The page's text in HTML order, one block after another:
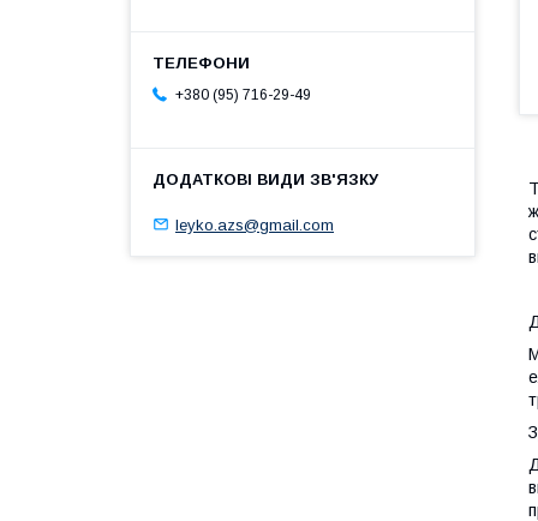
+380 (95) 716-29-49
leyko.azs@gmail.com